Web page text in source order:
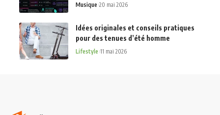
Musique 20 mai 2026
Idées originales et conseils pratiques
pour des tenues d’été homme
Lifestyle 11 mai 2026